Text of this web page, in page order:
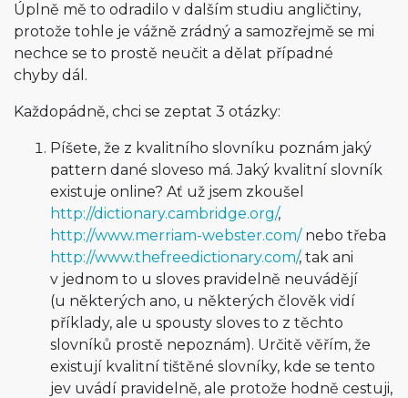
Úplně mě to odradilo v dalším studiu angličtiny,
protože tohle je vážně zrádný a samozřejmě se mi
nechce se to prostě neučit a dělat případné
chyby dál.
Každopádně, chci se zeptat 3 otázky:
Píšete, že z kvalitního slovníku poznám jaký
pattern dané sloveso má. Jaký kvalitní slovník
existuje online? Ať už jsem zkoušel
http://dictionary.cambridge.org/,
http://www.merriam-webster.com/nebo třeba
http://www.thefreedictionary.com/, tak ani
v jednom to u sloves pravidelně neuvádějí
(u některých ano, u některých člověk vidí
příklady, ale u spousty sloves to z těchto
slovníků prostě nepoznám). Určitě věřím, že
existují kvalitní tištěné slovníky, kde se tento
jev uvádí pravidelně, ale protože hodně cestuji,